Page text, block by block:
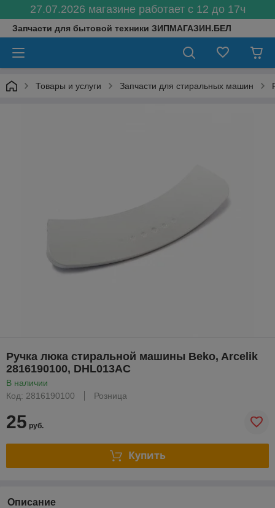
27.07.2026 магазине работает с 12 до 17ч
Запчасти для бытовой техники ЗИПМАГАЗИН.БЕЛ
Товары и услуги Запчасти для стиральных машин
Ручка люка стиральной машины Beko, Arcelik
2816190100, DHL013AC
В наличии
Код: 2816190100
Розница
25 руб.
Купить
Описание